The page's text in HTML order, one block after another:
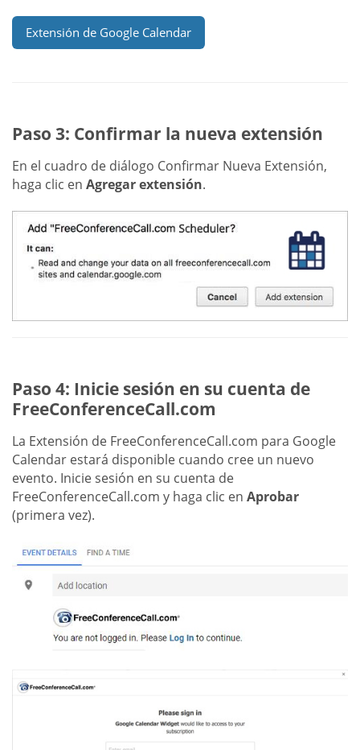
Extensión de Google Calendar
Paso 3: Confirmar la nueva extensión
En el cuadro de diálogo Confirmar Nueva Extensión,
haga clic en Agregar extensión.
Paso 4: Inicie sesión en su cuenta de
FreeConferenceCall.com
La Extensión de FreeConferenceCall.com para Google
Calendar estará disponible cuando cree un nuevo
evento. Inicie sesión en su cuenta de
FreeConferenceCall.com y haga clic en Aprobar
(primera vez).